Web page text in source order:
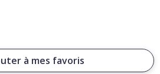
à mes favoris